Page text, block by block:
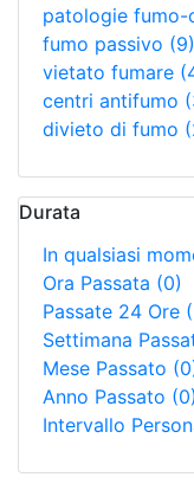
patologie fumo-
fumo passivo (9)
vietato fumare
centri antifumo
divieto di fumo
Durata
In qualsiasi
Ora Passata (0)
Passate 24 Ore
Settimana
Mese Passato
Anno Passato (0)
Intervallo